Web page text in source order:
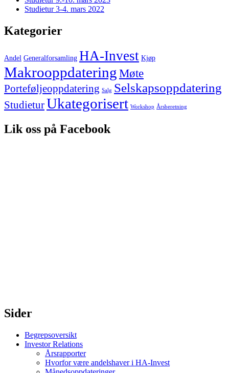
Studietur 3-4. mars 2022
Kategorier
Andel Generalforsamling HA-Invest Kjøp
MakrooppdateringMøte
Porteføljeoppdatering Salg Selskapsoppdatering
StudieturUkategorisert Workshop Årsberetning
Lik oss på Facebook
Sider
Begrepsoversikt
Investor Relations
Årsrapporter
Hvorfor være andelshaver i HA-Invest